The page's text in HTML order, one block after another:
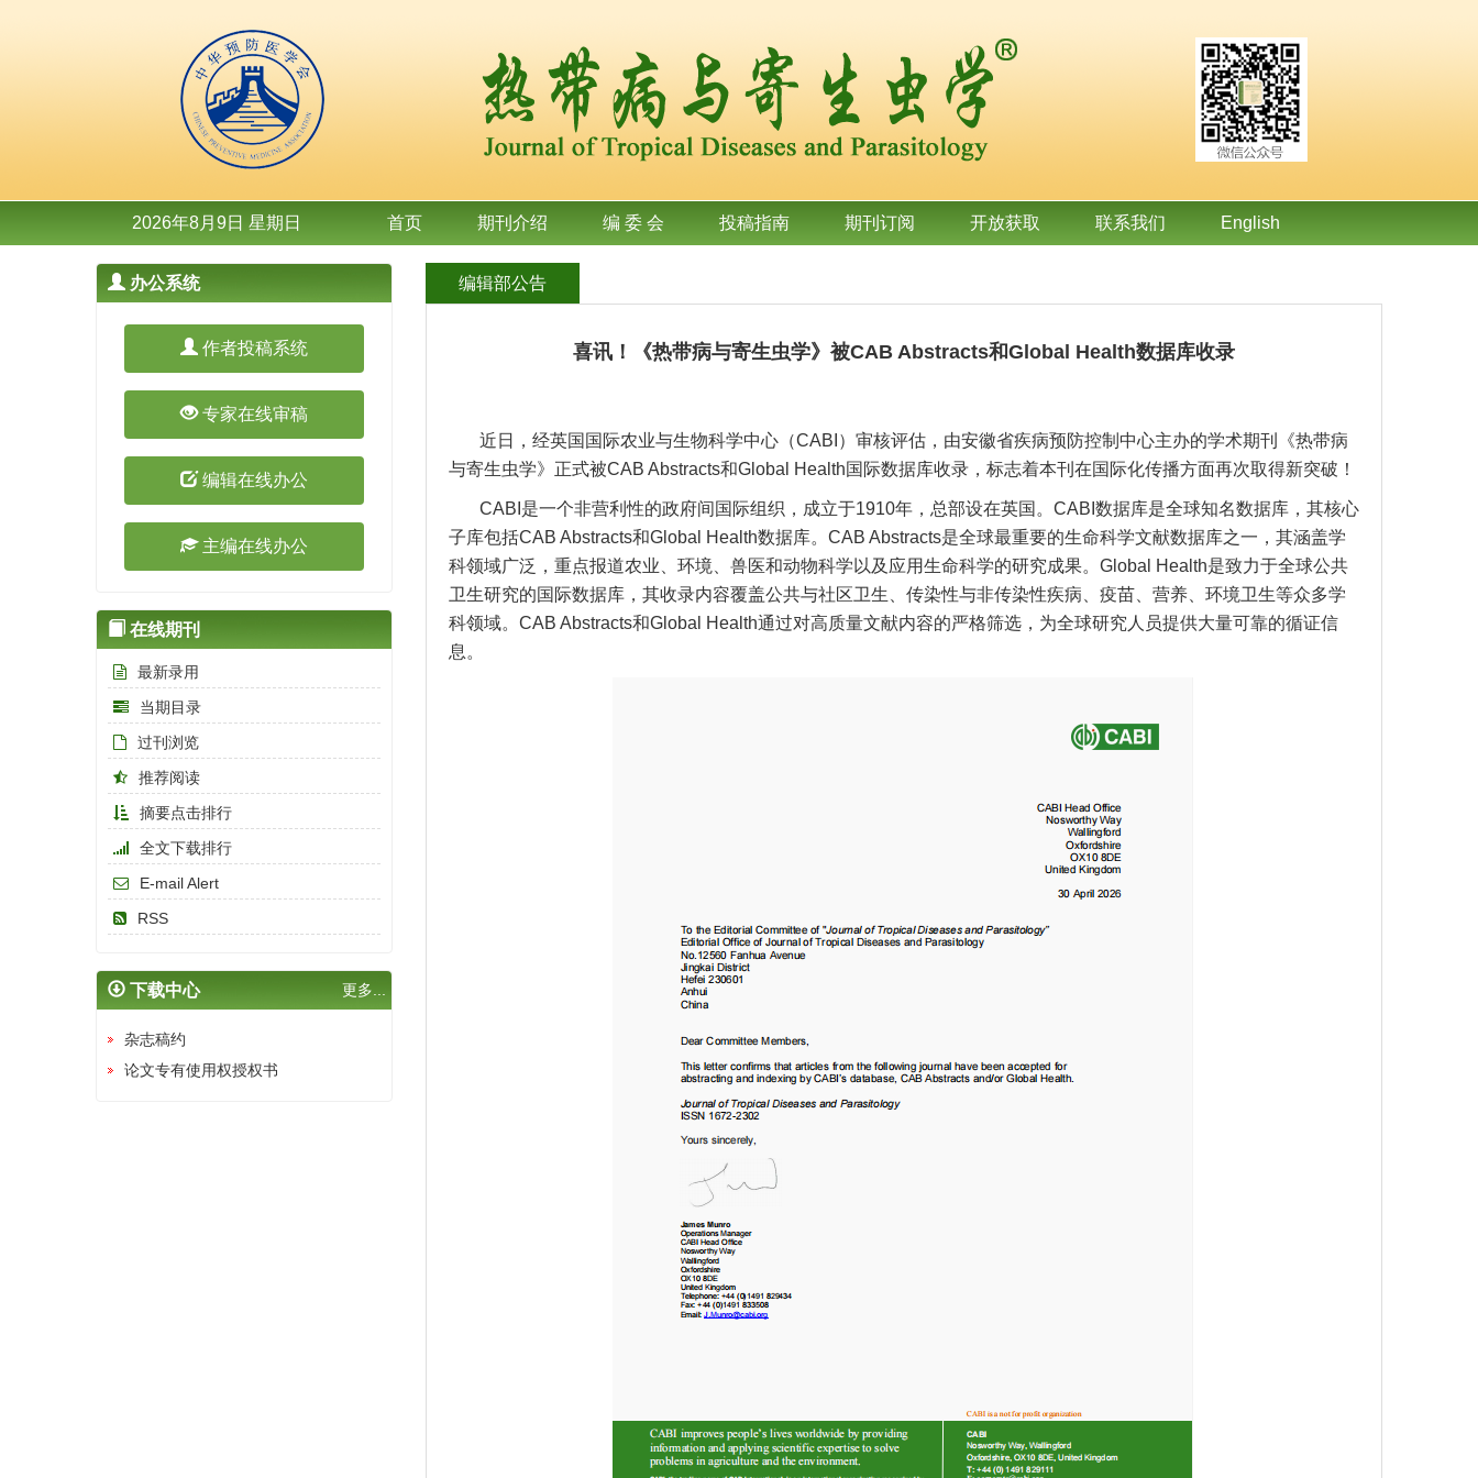
2026年8月9日 星期日 首页 期刊介绍 编 委 会 投稿指南 期刊订阅 开放获取 联系我们 English
编辑部公告
喜讯！《热带病与寄生虫学》被CAB Abstracts和Global Health数据库收录
近日，经英国国际农业与生物科学中心（CABI）审核评估，由安徽省疾病预防控制中心主办的学术期刊《热带病
与寄生虫学》正式被CAB Abstracts和Global Health国际数据库收录，标志着本刊在国际化传播方面再次取得新突破！
CABI是一个非营利性的政府间国际组织，成立于1910年，总部设在英国。CABI数据库是全球知名数据库，其核心
子库包括CAB Abstracts和Global Health数据库。CAB Abstracts是全球最重要的生命科学文献数据库之一，其涵盖学
科领域广泛，重点报道农业、环境、兽医和动物科学以及应用生命科学的研究成果。Global Health是致力于全球公共
卫生研究的国际数据库，其收录内容覆盖公共与社区卫生、传染性与非传染性疾病、疫苗、营养、环境卫生等众多学
科领域。CAB Abstracts和Global Health通过对高质量文献内容的严格筛选，为全球研究人员提供大量可靠的循证信
息。
办公系统
作者投稿系统
专家在线审稿
编辑在线办公
主编在线办公
在线期刊
最新录用
当期目录
过刊浏览
推荐阅读
摘要点击排行
全文下载排行
E-mail Alert
RSS
下载中心 更多...
杂志稿约
论文专有使用权授权书